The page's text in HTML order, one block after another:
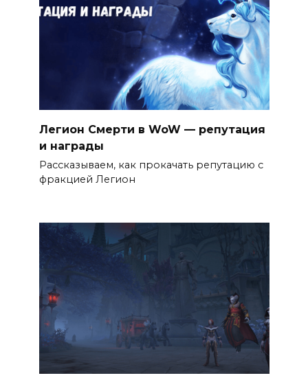
Легион Смерти в WoW — репутация
и награды
Рассказываем, как прокачать репутацию с
фракцией Легион